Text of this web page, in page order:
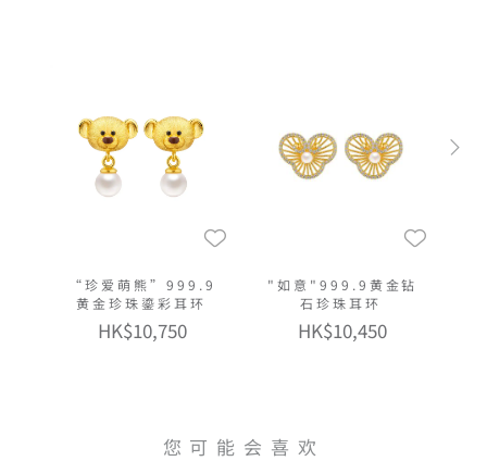
“珍爱萌熊”999.9
黄金珍珠鎏彩耳环
HK$10,750
"如意"999.9黄金钻
石珍珠耳环
HK$10,450
您可能会喜欢